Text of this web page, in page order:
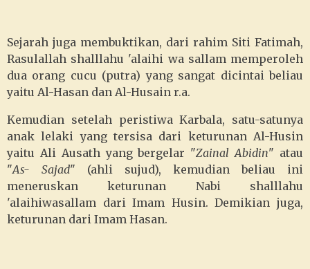
Sejarah juga membuktikan, dari rahim Siti Fatimah,
Rasulallah shalllahu 'alaihi wa sallam memperoleh
dua orang cucu (putra) yang sangat dicintai beliau
yaitu Al-Hasan dan Al-Husain r.a.
Kemudian setelah peristiwa Karbala, satu-satunya
anak lelaki yang tersisa dari keturunan Al-Husin
yaitu Ali Ausath yang bergelar "Zainal Abidin" atau
"As- Sajad" (ahli sujud), kemudian beliau ini
meneruskan keturunan Nabi shalllahu
'alaihiwasallam dari Imam Husin. Demikian juga,
keturunan dari Imam Hasan.